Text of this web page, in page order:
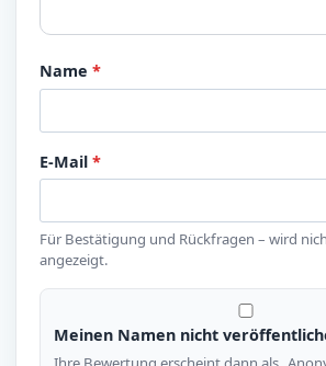
Name*
E-Mail*
Für Bestätigung und Rückfragen – wird
angezeigt.
Meinen Namen nicht